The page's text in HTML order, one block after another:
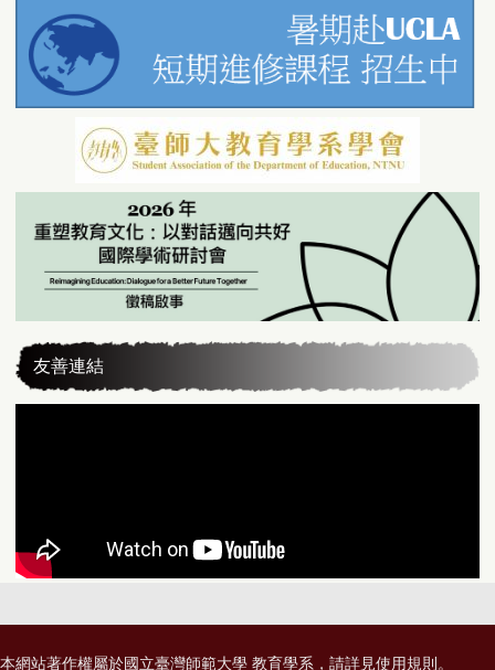
友善連結
本網站著作權屬於國立臺灣師範大學 教育學系，請詳見使用規則。